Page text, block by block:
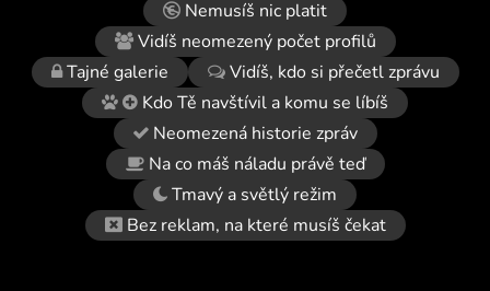
Nemusíš nic platit
Vidíš neomezený počet profilů
Tajné galerie
Vidíš, kdo si přečetl zprávu
Kdo Tě navštívil a komu se líbíš
Neomezená historie zpráv
Na co máš náladu právě teď
Tmavý a světlý režim
Bez reklam, na které musíš čekat